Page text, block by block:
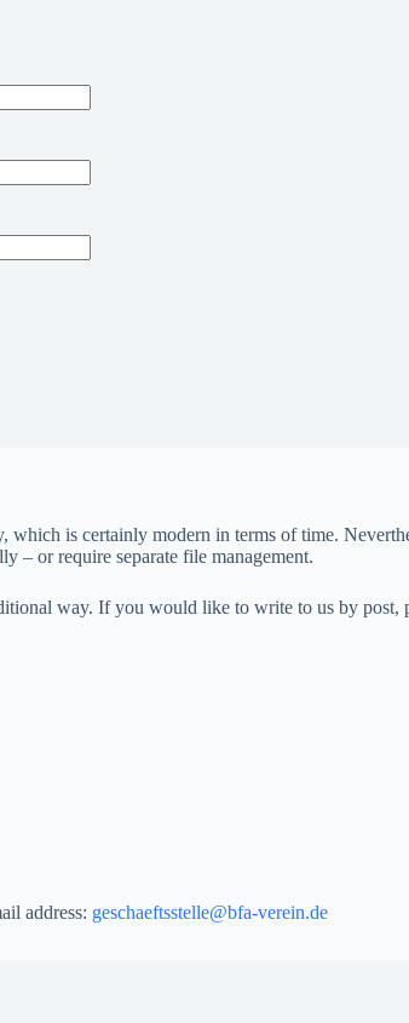
is certainly modern in terms of time.
– or require separate file management.
way. If you would like to write to us by post,
address: geschaeftsstelle@bfa-verein.de